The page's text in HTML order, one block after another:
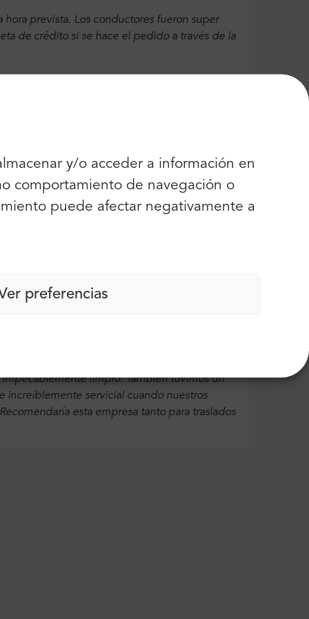
y/o acceder a información en
comportamiento de navegación o
puede afectar negativamente a
preferencias
prevista. Los conductores fueron super
de crédito si se hace el pedido a través de la
sin problemas.
limpio. También tuvimos un
increíblemente servicial cuando nuestros
esta empresa tanto para traslados